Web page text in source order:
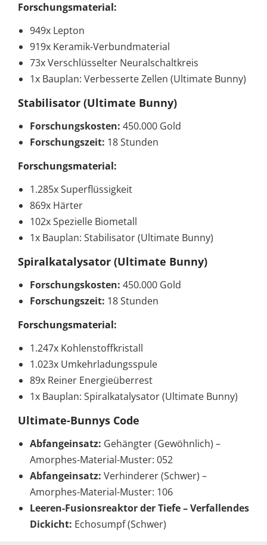
Forschungsmaterial:
949x Lepton
919x Keramik-Verbundmaterial
73x Verschlüsselter Neuralschaltkreis
1x Bauplan: Verbesserte Zellen (Ultimate Bunny)
Stabilisator (Ultimate Bunny)
Forschungskosten: 450.000 Gold
Forschungszeit: 18 Stunden
Forschungsmaterial:
1.285x Superflüssigkeit
869x Härter
102x Spezielle Biometall
1x Bauplan: Stabilisator (Ultimate Bunny)
Spiralkatalysator (Ultimate Bunny)
Forschungskosten: 450.000 Gold
Forschungszeit: 18 Stunden
Forschungsmaterial:
1.247x Kohlenstoffkristall
1.023x Umkehrladungsspule
89x Reiner Energieüberrest
1x Bauplan: Spiralkatalysator (Ultimate Bunny)
Ultimate-Bunnys Code
Abfangeinsatz: Gehängter (Gewöhnlich) –
Amorphes-Material-Muster: 052
Abfangeinsatz: Verhinderer (Schwer) –
Amorphes-Material-Muster: 106
Leeren-Fusionsreaktor der Tiefe – Verfallendes
Dickicht: Echosumpf (Schwer)